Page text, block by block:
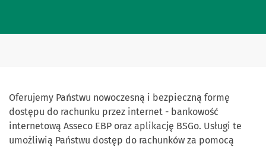
Oferujemy Państwu nowoczesną i bezpieczną formę
dostępu do rachunku przez internet - bankowość
internetową Asseco EBP oraz aplikację BSGo. Usługi te
umożliwią Państwu dostęp do rachunków za pomocą